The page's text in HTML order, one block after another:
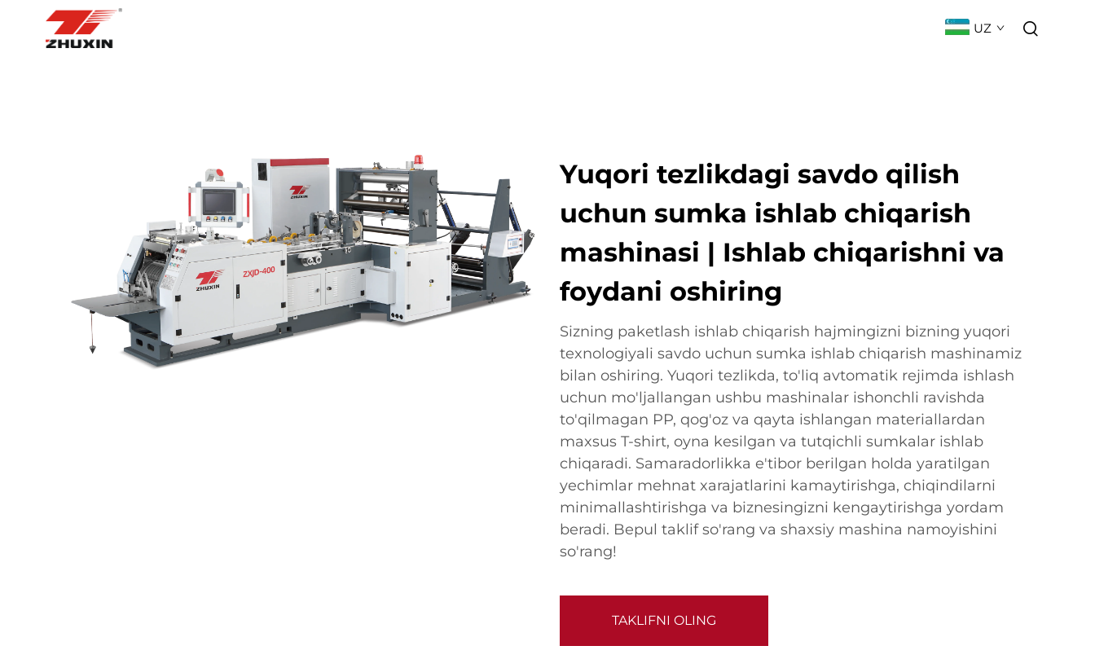
UZ
Yuqori tezlikdagi savdo qilish
uchun sumka ishlab chiqarish
mashinasi | Ishlab chiqarishni va
foydani oshiring
Sizning paketlash ishlab chiqarish hajmingizni bizning yuqori
texnologiyali savdo uchun sumka ishlab chiqarish mashinamiz
bilan oshiring. Yuqori tezlikda, to'liq avtomatik rejimda ishlash
uchun mo'ljallangan ushbu mashinalar ishonchli ravishda
to'qilmagan PP, qog'oz va qayta ishlangan materiallardan
maxsus T-shirt, oyna kesilgan va tutqichli sumkalar ishlab
chiqaradi. Samaradorlikka e'tibor berilgan holda yaratilgan
yechimlar mehnat xarajatlarini kamaytirishga, chiqindilarni
minimallashtirishga va biznesingizni kengaytirishga yordam
beradi. Bepul taklif so'rang va shaxsiy mashina namoyishini
so'rang!
TAKLIFNI OLING